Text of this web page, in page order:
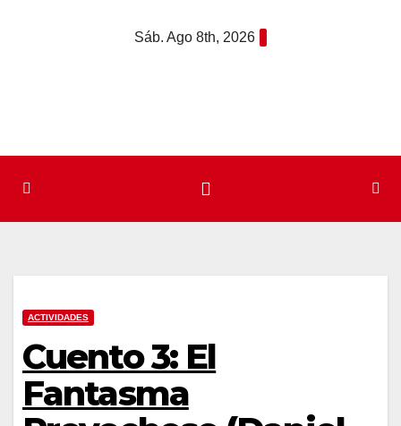
Sáb. Ago 8th, 2026
ACTIVIDADES
Cuento 3: El
Fantasma